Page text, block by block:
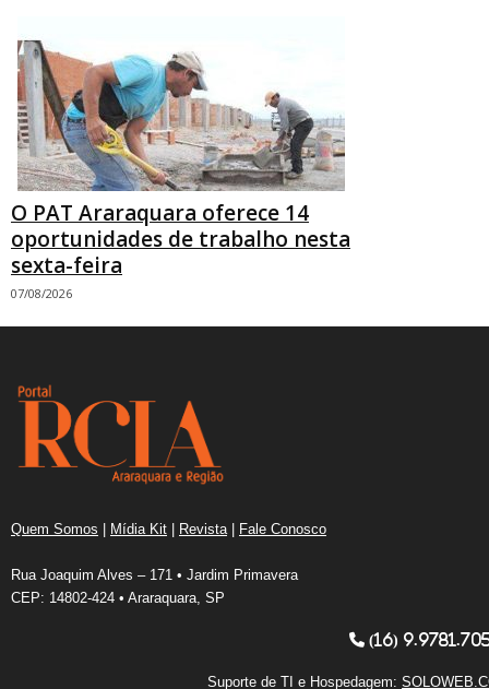
O PAT Araraquara oferece 14
oportunidades de trabalho nesta
sexta-feira
07/08/2026
Quem Somos | Mídia Kit | Revista | Fale Conosco
Rua Joaquim Alves – 171 • Jardim Primavera
CEP: 14802-424 • Araraquara, SP
(16)
Suporte de TI e Hospedagem: